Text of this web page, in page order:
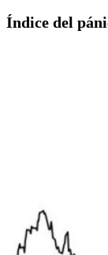
Índice del